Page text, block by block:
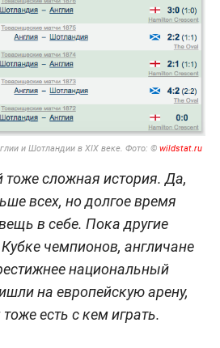
и Шотландии в XIX веке. Фото: © wildstat.ru
тоже сложная история. Да,
всех, но долгое время
в себе. Пока другие
чемпионов, англичане
национальный
на европейскую арену,
есть с кем играть.